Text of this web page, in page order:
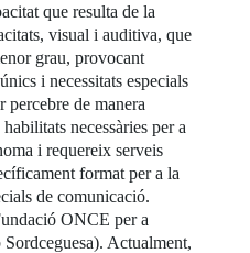
que resulta de la
visual i auditiva, que
grau, provocant
i necessitats especials
percebre de manera
necessàries per a
i requereix serveis
format per a la
de comunicació.
ONCE per a
Actualment,